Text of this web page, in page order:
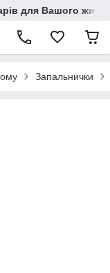
для Вашого
Запальнички